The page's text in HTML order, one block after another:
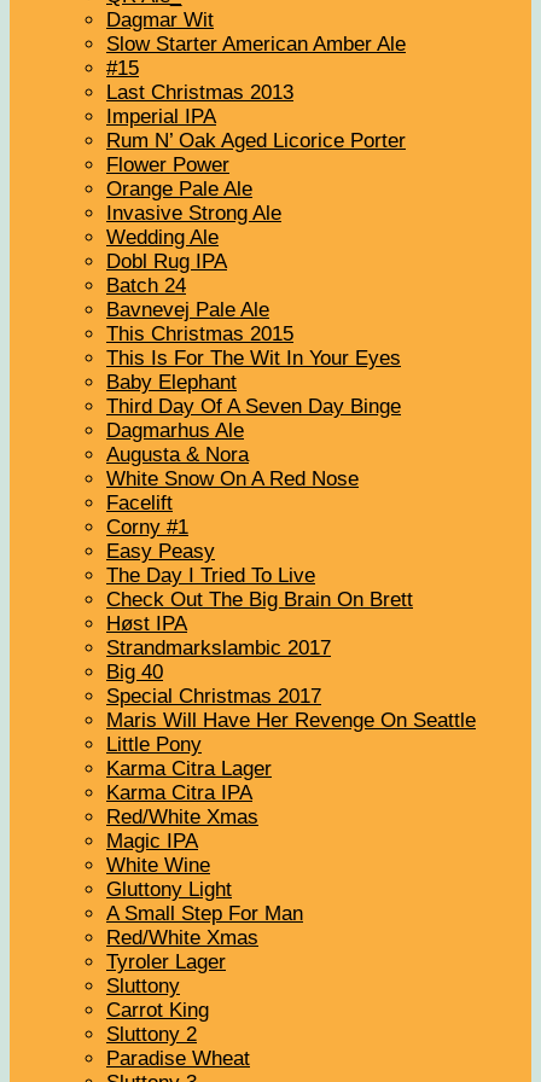
Dagmar Wit
Slow Starter American Amber Ale
#15
Last Christmas 2013
Imperial IPA
Rum N’ Oak Aged Licorice Porter
Flower Power
Orange Pale Ale
Invasive Strong Ale
Wedding Ale
Dobl Rug IPA
Batch 24
Bavnevej Pale Ale
This Christmas 2015
This Is For The Wit In Your Eyes
Baby Elephant
Third Day Of A Seven Day Binge
Dagmarhus Ale
Augusta & Nora
White Snow On A Red Nose
Facelift
Corny #1
Easy Peasy
The Day I Tried To Live
Check Out The Big Brain On Brett
Høst IPA
Strandmarkslambic 2017
Big 40
Special Christmas 2017
Maris Will Have Her Revenge On Seattle
Little Pony
Karma Citra Lager
Karma Citra IPA
Red/White Xmas
Magic IPA
White Wine
Gluttony Light
A Small Step For Man
Red/White Xmas
Tyroler Lager
Sluttony
Carrot King
Sluttony 2
Paradise Wheat